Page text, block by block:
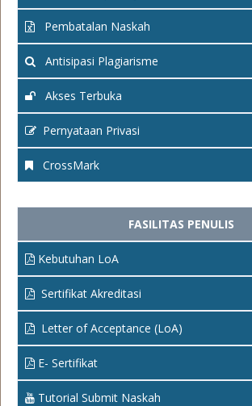
Pembatalan Naskah
Antisipasi Plagiarisme
Akses Terbuka
Pernyataan Privasi
CrossMark
FASILITAS PENULIS
Kebutuhan LoA
Sertifikat Akreditasi
Letter of Acceptance (LoA)
E- Sertifikat
Tutorial Submit Naskah